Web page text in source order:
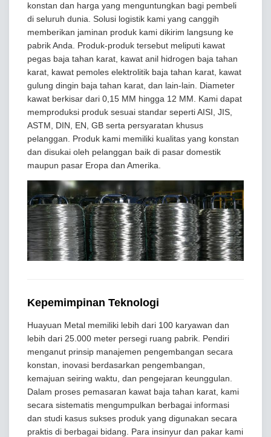
konstan dan harga yang menguntungkan bagi pembeli
di seluruh dunia. Solusi logistik kami yang canggih
memberikan jaminan produk kami dikirim langsung ke
pabrik Anda. Produk-produk tersebut meliputi kawat
pegas baja tahan karat, kawat anil hidrogen baja tahan
karat, kawat pemoles elektrolitik baja tahan karat, kawat
gulung dingin baja tahan karat, dan lain-lain. Diameter
kawat berkisar dari 0,15 MM hingga 12 MM. Kami dapat
memproduksi produk sesuai standar seperti AISI, JIS,
ASTM, DIN, EN, GB serta persyaratan khusus
pelanggan. Produk kami memiliki kualitas yang konstan
dan disukai oleh pelanggan baik di pasar domestik
maupun pasar Eropa dan Amerika.
Kepemimpinan Teknologi
Huayuan Metal memiliki lebih dari 100 karyawan dan
lebih dari 25.000 meter persegi ruang pabrik. Pendiri
menganut prinsip manajemen pengembangan secara
konstan, inovasi berdasarkan pengembangan,
kemajuan seiring waktu, dan pengejaran keunggulan.
Dalam proses pemasaran kawat baja tahan karat, kami
secara sistematis mengumpulkan berbagai informasi
dan studi kasus sukses produk yang digunakan secara
praktis di berbagai bidang. Para insinyur dan pakar kami